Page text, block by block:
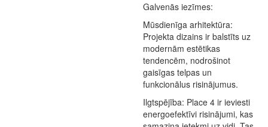
Galvenās iezīmes:
Mūsdienīga arhitektūra:
Projekta dizains ir balstīts uz
modernām estētikas
tendencēm, nodrošinot
gaisīgas telpas un
funkcionālus risinājumus.
Ilgtspējība: Place 4 ir ieviesti
energoefektīvi risinājumi, kas